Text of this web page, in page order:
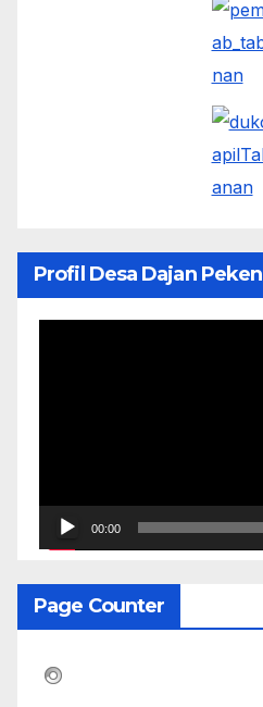
Profil Desa Dajan Peken
00:00
Page Counter